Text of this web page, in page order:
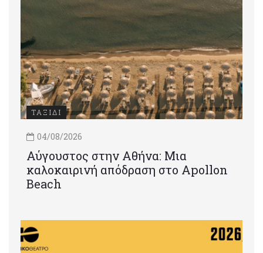
ΤΑΞΙΔΙ
04/08/2026
Αύγουστος στην Αθήνα: Μια
καλοκαιρινή απόδραση στο Apollon
Beach